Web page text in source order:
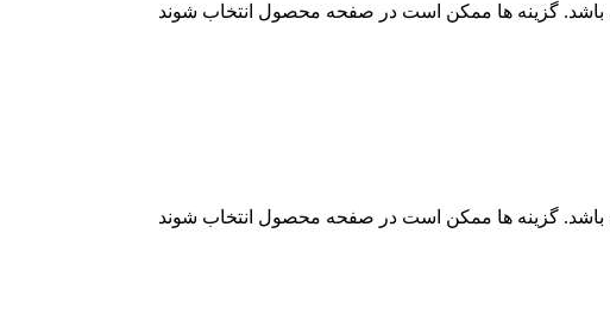
باشد. گزینه ها ممکن است در صفحه محصول انتخاب شوند
باشد. گزینه ها ممکن است در صفحه محصول انتخاب شوند